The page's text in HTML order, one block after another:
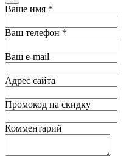
Ваше имя *
Ваш телефон *
Ваш e-mail
Адрес сайта
Промокод на скидку
Комментарий